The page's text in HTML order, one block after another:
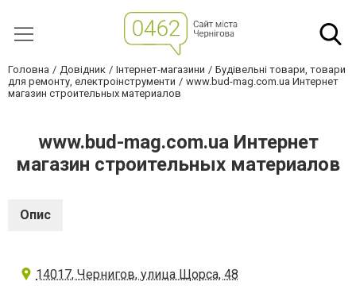
Головна Довідник Інтернет-магазини
Будівельні товари, товари
для ремонту, електроінструменти
www.bud-mag.com.ua Интернет
магазин строительных материалов
www.bud-mag.com.ua Интернет
магазин строительных материалов
Опис
14017, Чернигов, улица Щорса, 48